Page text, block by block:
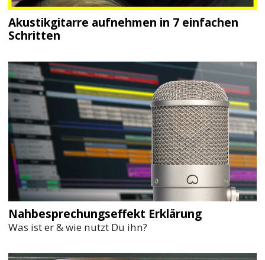
Akustikgitarre aufnehmen in 7 einfachen
Schritten
Nahbesprechungseffekt Erklärung
Was ist er & wie nutzt Du ihn?